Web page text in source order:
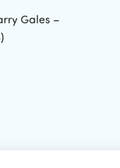
Gales –